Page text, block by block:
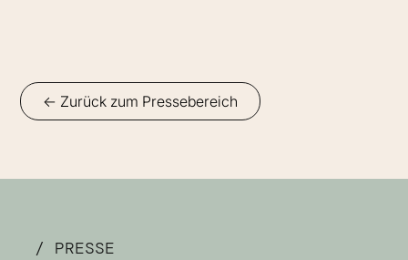
<- Zurück zum Pressebereich
/ PRESSE